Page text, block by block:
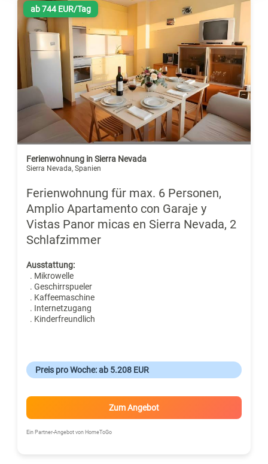
ab 744 EUR/Tag
Ferienwohnung in Sierra Nevada
Sierra Nevada, Spanien
Ferienwohnung für max. 6 Personen,
Amplio Apartamento con Garaje y
Vistas Panor micas en Sierra Nevada, 2
Schlafzimmer
Ausstattung:
. Mikrowelle
. Geschirrspueler
. Kaffeemaschine
. Internetzugang
. Kinderfreundlich
Preis pro Woche: ab 5.208 EUR
Zum Angebot
Ein Partner-Angebot von HomeToGo